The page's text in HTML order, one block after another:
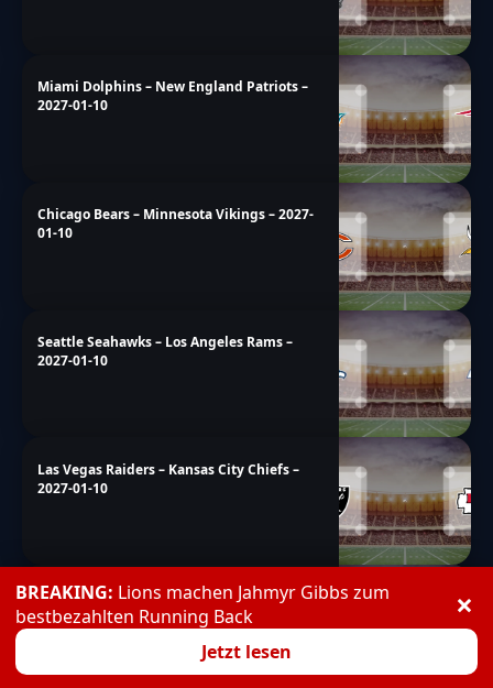
Miami Dolphins – New England Patriots –
2027-01-10
Chicago Bears – Minnesota Vikings – 2027-
01-10
Seattle Seahawks – Los Angeles Rams –
2027-01-10
Las Vegas Raiders – Kansas City Chiefs –
2027-01-10
Jacksonville Jaguars – Indianapolis Colts –
2027-01-10
BREAKING: Lions machen Jahmyr Gibbs zum
bestbezahlten Running Back
Jetzt lesen
×